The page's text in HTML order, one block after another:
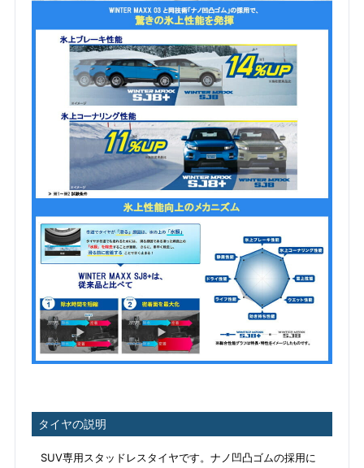
タイヤの説明
SUV専用スタッドレスタイヤです。ナノ凹凸ゴムの採用に